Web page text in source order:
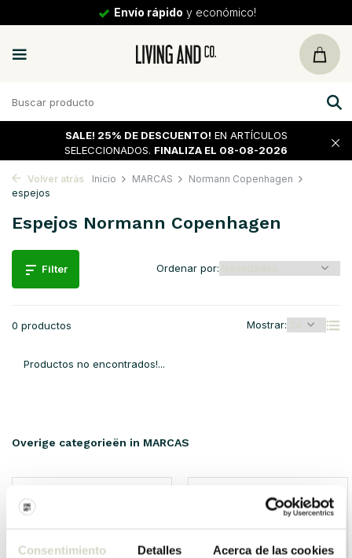
Consentimiento Detalles Acerca de las cookies
Envío rápido y económico!
SALE! 25% DE DESCUENTO! EN ARTÍCULOS
SELECCIONADOS. FINALIZA EL 08-08-2026
Volver atrás Inicio MARCAS
Normann Copenhagen
espejos
Espejos Normann Copenhagen
Filter
0 productos Mostrar:
Ordenar por:
Productos no encontrados!...
Overige categorieën in MARCAS